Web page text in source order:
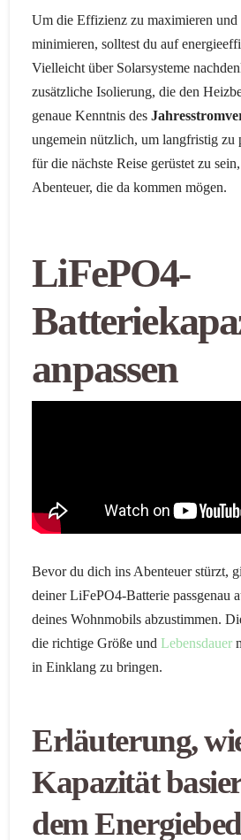
Um die Effizienz zu maximieren und
minimieren, solltest du auf
Vielleicht über Solarsysteme
zusätzliche Isolierung, die den
genaue Kenntnis des
ungemein nützlich, um langfristig zu
für die nächste Reise gerüstet zu
Abenteuer, die da kommen mögen.
LiFePO4-
anpassen
Bevor du dich ins Abenteuer stürzt,
deiner LiFePO4-Batterie passgenau
deines Wohnmobils abzustimmen.
die richtige Größe undLebensdauer
in Einklang zu bringen.
Erläuterung,
Kapazität
dem